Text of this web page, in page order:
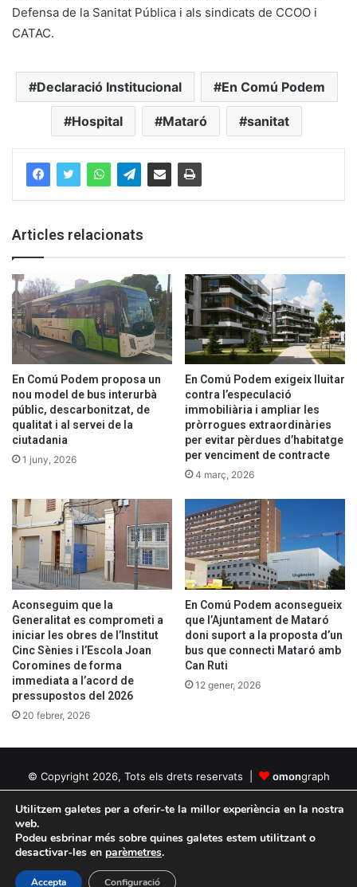
Defensa de la Sanitat Pública i als sindicats de CCOO i
CATAC.
Declaració Institucional En Comú Podem
Hospital Mataró sanitat
Articles relacionats
En Comú Podem proposa un
nou model de bus interurbà
públic, descarbonitzat, de
qualitat i al servei de la
ciutadania
1 juny, 2026
En Comú Podem exigeix lluitar
contra l’especulació
immobiliària i ampliar les
pròrrogues extraordinàries
per evitar pèrdues d’habitatge
per venciment de contracte
4 març, 2026
Aconseguim que la
Generalitat es comprometi a
iniciar les obres de l’Institut
Cinc Sènies i l’Escola Joan
Coromines de forma
immediata a l’acord de
pressupostos del 2026
20 febrer, 2026
En Comú Podem aconsegueix
que l’Ajuntament de Mataró
doni suport a la proposta d’un
bus que connecti Mataró amb
Can Ruti
12 gener, 2026
© Copyright 2026, Tots els drets reservats | omongraph
Política de cookies
Facebook
TwitterYouTubeInstagram
Utilitzem galetes per a oferir-te la millor experiència en la nostra
web.
Podeu esbrinar més sobre quines galetes estem utilitzant o
desactivar-les en parèmetres.
Accepta Configuració